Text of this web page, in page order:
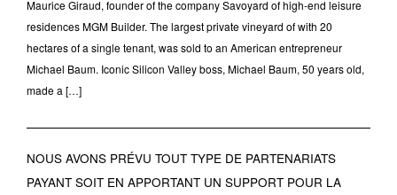
Maurice Giraud, founder of the company Savoyard of high-end leisure
residences MGM Builder. The largest private vineyard of with 20
hectares of a single tenant, was sold to an American entrepreneur
Michael Baum. Iconic Silicon Valley boss, Michael Baum, 50 years old,
made a […]
NOUS AVONS PRÉVU TOUT TYPE DE PARTENARIATS
PAYANT SOIT EN APPORTANT UN SUPPORT POUR LA